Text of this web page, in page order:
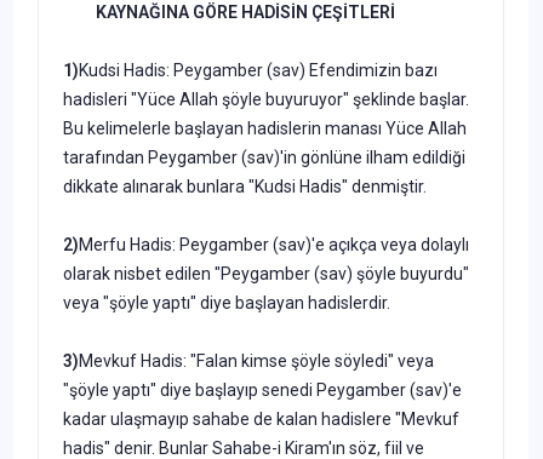
KAYNAĞINA GÖRE HADİSİN ÇEŞİTLERİ
1)Kudsi Hadis: Peygamber (sav) Efendimizin bazı
hadisleri "Yüce Allah şöyle buyuruyor" şeklinde başlar.
Bu kelimelerle başlayan hadislerin manası Yüce Allah
tarafından Peygamber (sav)'in gönlüne ilham edildiği
dikkate alınarak bunlara "Kudsi Hadis" denmiştir.
2)Merfu Hadis: Peygamber (sav)'e açıkça veya dolaylı
olarak nisbet edilen "Peygamber (sav) şöyle buyurdu"
veya "şöyle yaptı" diye başlayan hadislerdir.
3)Mevkuf Hadis: "Falan kimse şöyle söyledi" veya
"şöyle yaptı" diye başlayıp senedi Peygamber (sav)'e
kadar ulaşmayıp sahabe de kalan hadislere "Mevkuf
hadis" denir. Bunlar Sahabe-i Kiram'ın söz, fiil ve